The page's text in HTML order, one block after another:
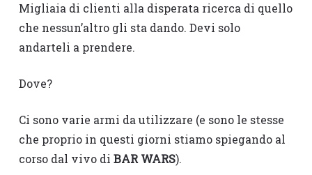
Migliaia di clienti alla disperata ricerca di quello
che nessun’altro gli sta dando. Devi solo
andarteli a prendere.
Dove?
Ci sono varie armi da utilizzare (e sono le stesse
che proprio in questi giorni stiamo spiegando al
corso dal vivo di BAR WARS).